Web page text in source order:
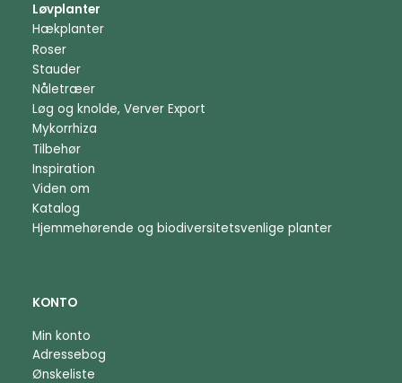
Løvplanter
Hækplanter
Roser
Stauder
Nåletræer
Løg og knolde, Verver Export
Mykorrhiza
Tilbehør
Inspiration
Viden om
Katalog
Hjemmehørende og biodiversitetsvenlige planter
KONTO
Min konto
Adressebog
Ønskeliste